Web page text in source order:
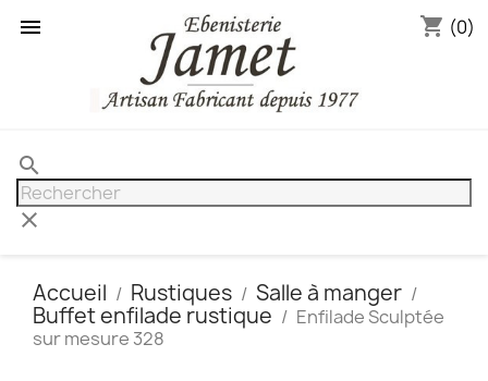
 shopping_cart (0)
search
clear
Accueil Rustiques
Salle à manger
Buffet enfilade rustique
Enfilade Sculptée
sur mesure 328